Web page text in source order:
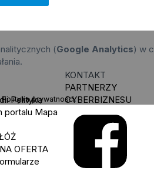
(Google Analytics) w
Polityka prywatności.
Polityka
portalu Mapa
OFERTA
KONTAKT
PARTNERZY
CYBERBIZNESU